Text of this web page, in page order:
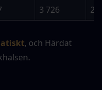
3 726
, och Härdat